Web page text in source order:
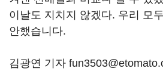
이날도 지치지 않겠다. 우리 모
안했습니다.
김광연 기자